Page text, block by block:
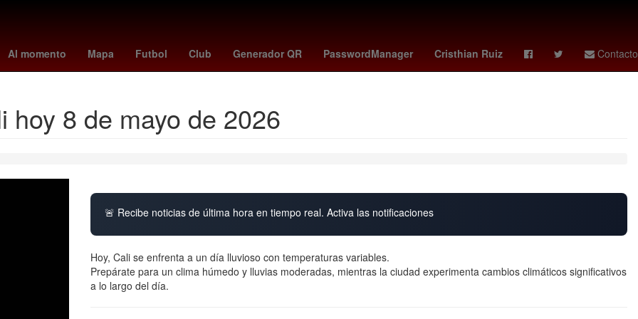
Al momento Mapa Futbol Club Generador QR PasswordManager Cristhian Ruiz Contacto
tormenta tropical huracan erin escena post creditos el conjuro 4 mision imposible Cutzamala Aldo de Nigris Sanborns
hoy 8 de mayo de 2026
🚨 Recibe noticias de última hora en tiempo real. Activa las notificaciones
Hoy, Cali se enfrenta a un día lluvioso con temperaturas variables.
Prepárate para un clima húmedo y lluvias moderadas, mientras la ciudad experimenta cambios climáticos significativos
a lo largo del día.